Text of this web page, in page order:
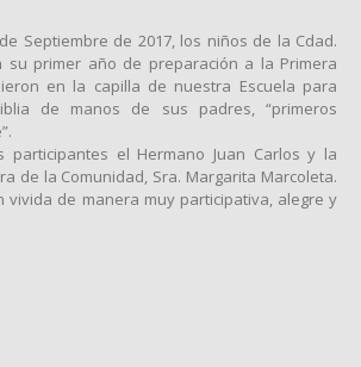
Septiembre de 2017, los niños de la Cdad.
su primer año de preparación a la Primera
en la capilla de nuestra Escuela para
de manos de sus padres, “primeros
participantes el Hermano Juan Carlos y la
de la Comunidad, Sra. Margarita Marcoleta.
vivida de manera muy participativa, alegre y
BETANIA de MOAEL